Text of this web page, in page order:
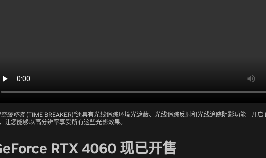
空破坏者 (TIME BREAKER)”还具有光线追踪环境光遮蔽、光线追踪反射和光线追踪阴影功能 - 开启
让您能够以高分辨率享受所有这些光影效果。
RTX 4060 现已开售